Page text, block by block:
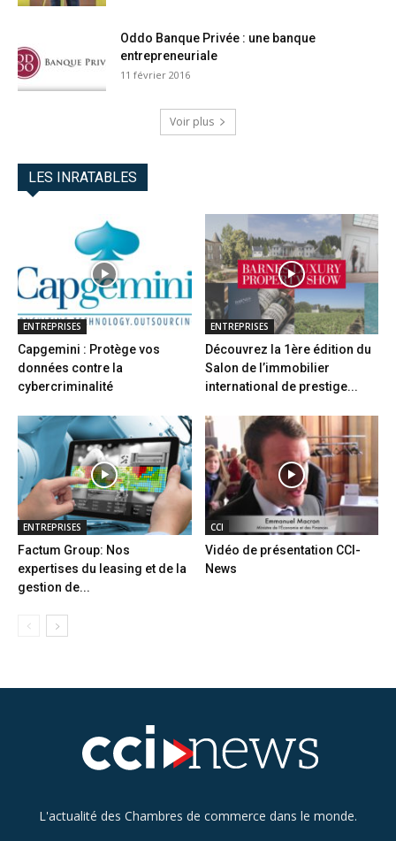
Oddo Banque Privée : une banque
entrepreneuriale
11 février 2016
Voir plus
LES INRATABLES
ENTREPRISES
Capgemini : Protège vos
données contre la
cybercriminalité
ENTREPRISES
Découvrez la 1ère édition du
Salon de l’immobilier
international de prestige...
ENTREPRISES
Factum Group: Nos
expertises du leasing et de la
gestion de...
CCI
Vidéo de présentation CCI-
News
L'actualité des Chambres de commerce dans le monde.